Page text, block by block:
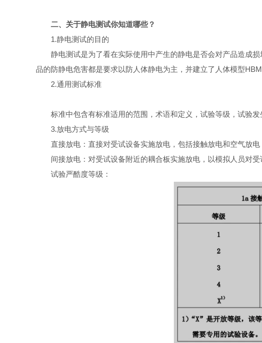
二、关于静电测试你知道哪些？
1.静电测试的目的
静电测试是为了看在实际使用中产生的静电是否会对产品造成
品的防静电危害都是要求以防人体静电为主，并建立了人体模型HBM
2.通用测试标准
标准中包含有标准适用的范围，术语和定义，试验等级，试验
3.放电方式与等级
直接放电：直接对受试设备实施放电，包括接触放电和空气放电
间接放电：对受试设备附近的耦合板实施放电，以模拟人员对受
试验严酷度等级：